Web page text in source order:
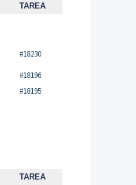
TAREA
#18230
#18196
#18195
TAREA